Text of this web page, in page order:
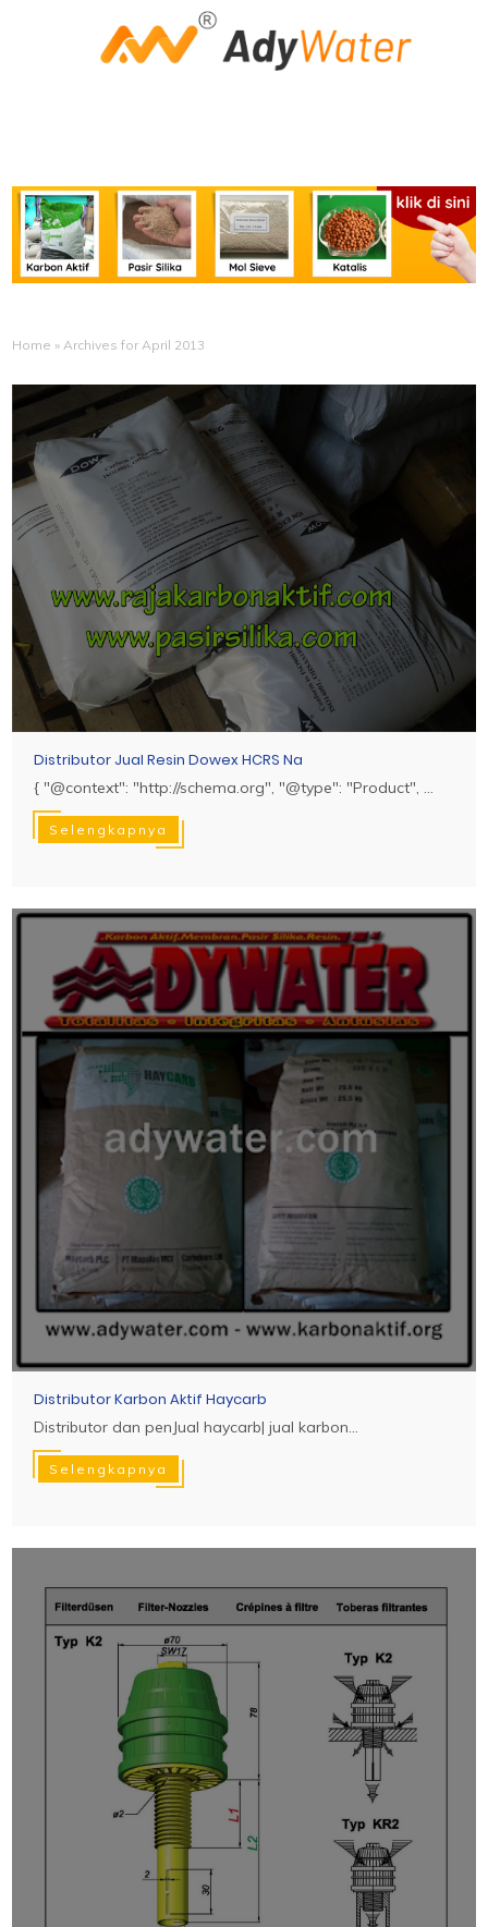
Home » Archives for April 2013
Distributor Jual Resin Dowex HCRS Na
{ "@context": "http://schema.org", "@type": "Product", ...
Selengkapnya
Distributor Karbon Aktif Haycarb
Distributor dan penJual haycarb| jual karbon...
Selengkapnya